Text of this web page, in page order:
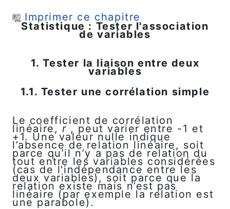
Imprimer ce chapitre
Statistique : Tester l'association
de variables
1. Tester la liaison entre deux
variables
1.1. Tester une corrélation simple
Le coefficient de corrélation
linéaire, r , peut varier entre -1 et
+1. Une valeur nulle indique
l’absence de relation linéaire, soit
parce qu’il n’y a pas de relation du
tout entre les variables considérées
(cas de l'indépendance entre les
deux variables), soit parce que la
relation existe mais n’est pas
linéaire (par exemple la relation est
une parabole).